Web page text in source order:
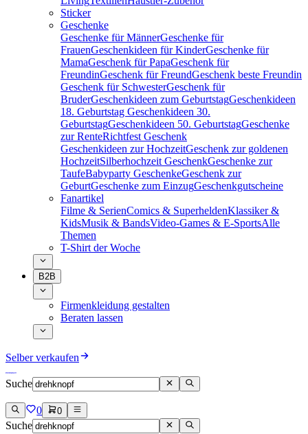
Sticker
Geschenke
Geschenke für MännerGeschenke für
FrauenGeschenkideen für KinderGeschenke für
MamaGeschenk für PapaGeschenk für
FreundinGeschenk für FreundGeschenk beste Freundin
Geschenk für SchwesterGeschenk für
BruderGeschenkideen zum GeburtstagGeschenkideen
18. Geburtstag Geschenkideen 30.
GeburtstagGeschenkideen 50. GeburtstagGeschenke
zur RenteRichtfest Geschenk
Geschenkideen zur HochzeitGeschenk zur goldenen
HochzeitSilberhochzeit GeschenkGeschenke zur
TaufeBabyparty GeschenkeGeschenk zur
GeburtGeschenke zum EinzugGeschenkgutscheine
Fanartikel
Filme & SerienComics & SuperheldenKlassiker &
KidsMusik & BandsVideo-Games & E-SportsAlle
Themen
T-Shirt der Woche
B2B
Firmenkleidung gestalten
Beraten lassen
Selber verkaufen
Suche
0 0
Suche